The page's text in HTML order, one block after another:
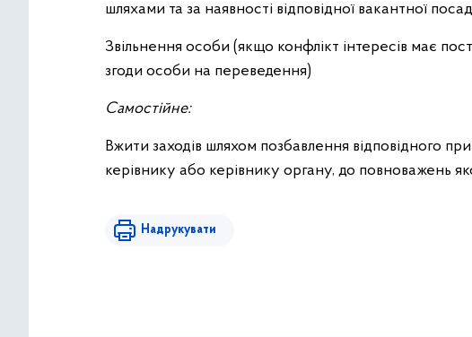
шляхами та за наявності відповідної вакантної
Звільнення особи (якщо конфлікт інтересів має
згоди особи на переведення)
Самостійне:
Вжити заходів шляхом позбавлення відповідного
керівнику або керівнику органу, до повноважень
Надрукувати